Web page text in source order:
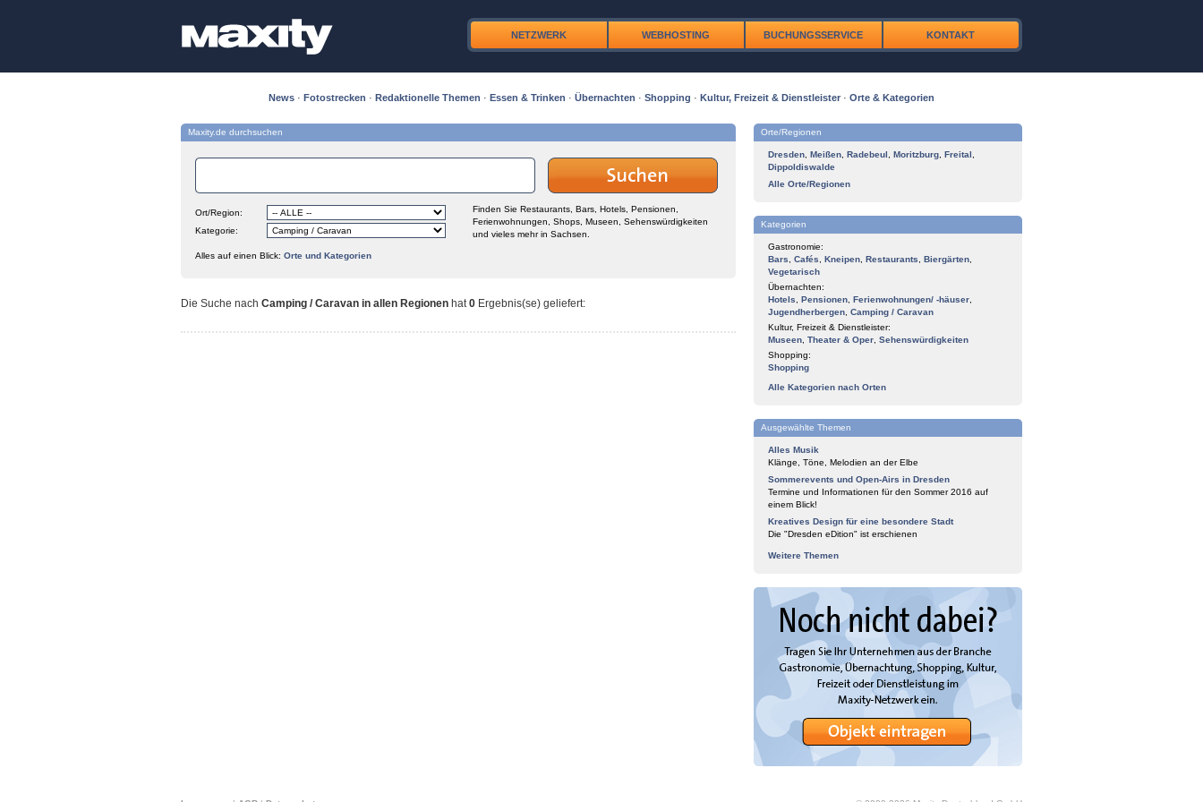
NETZWERK WEBHOSTING BUCHUNGSSERVICE KONTAKT
News · Fotostrecken · Redaktionelle Themen · Essen & Trinken · Übernachten · Shopping · Kultur, Freizeit & Dienstleister · Orte & Kategorien
Maxity.de durchsuchen
Ort/Region:
Kategorie:
Finden Sie Restaurants, Bars, Hotels, Pensionen,
Ferienwohnungen, Shops, Museen, Sehenswürdigkeiten
und vieles mehr in Sachsen.
Alles auf einen Blick: Orte und Kategorien
Die Suche nach Camping / Caravan in allen Regionen hat0 Ergebnis(se) geliefert:
Orte/Regionen
Dresden Meißen Radebeul Moritzburg Freital
Dippoldiswalde
Alle Orte/Regionen
Kategorien
Gastronomie:
Bars
Cafés Kneipen Restaurants Biergärten
Vegetarisch
Übernachten:
Hotels
Pensionen Ferienwohnungen/ -häuser
Jugendherbergen Camping / Caravan
Kultur, Freizeit & Dienstleister:
Museen Theater & Oper Sehenswürdigkeiten
Shopping:
Shopping
Alle Kategorien nach Orten
Ausgewählte Themen
Alles Musik
Klänge, Töne, Melodien an der Elbe
Sommerevents und Open-Airs in Dresden
Termine und Informationen für den Sommer 2016 auf
einem Blick!
Kreatives Design für eine besondere Stadt
Die "Dresden eDition" ist erschienen
Weitere Themen